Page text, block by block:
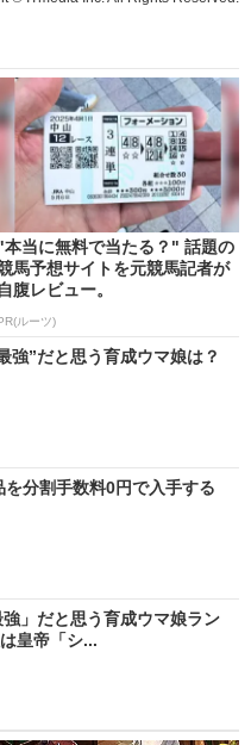
本当に無料で当たる？" 話題の
馬予想サイトを元競馬記者が
自腹レビュー。
ルーツ)
強”だと思う育成ウマ娘は？
分割手数料0円で入手する
強」だと思う育成ウマ娘ラン
皇帝「シ...